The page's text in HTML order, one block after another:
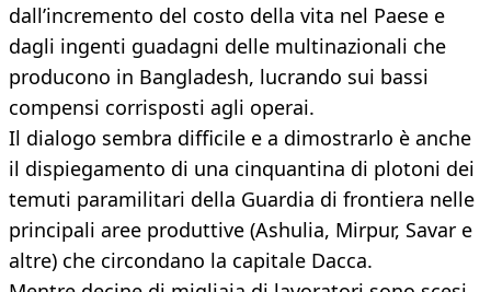
dall’incremento del costo della vita nel Paese e
dagli ingenti guadagni delle multinazionali che
producono in Bangladesh, lucrando sui bassi
compensi corrisposti agli operai.
Il dialogo sembra difficile e a dimostrarlo è anche
il dispiegamento di una cinquantina di plotoni dei
temuti paramilitari della Guardia di frontiera nelle
principali aree produttive (Ashulia, Mirpur, Savar e
altre) che circondano la capitale Dacca.